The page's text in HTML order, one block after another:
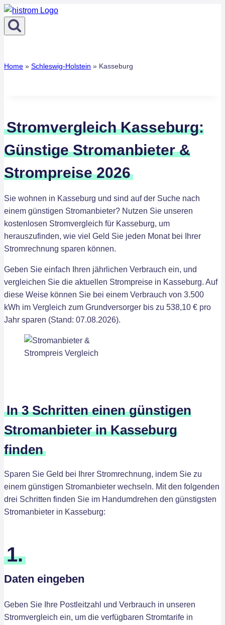
Zum
Inhalt
springen
Home » Schleswig-Holstein » Kasseburg
Stromvergleich Kasseburg:
Günstige Stromanbieter &
Strompreise 2026
Sie wohnen in Kasseburg und sind auf der Suche nach
einem günstigen Stromanbieter? Nutzen Sie unseren
kostenlosen Stromvergleich für Kasseburg, um
herauszufinden, wie viel Geld Sie jeden Monat bei Ihrer
Stromrechnung sparen können.
Geben Sie einfach Ihren jährlichen Verbrauch ein, und
vergleichen Sie die aktuellen Strompreise in Kasseburg. Auf
diese Weise können Sie bei einem Verbrauch von 3.500
kWh im Vergleich zum Grundversorger bis zu 538,10 € pro
Jahr sparen (Stand: 07.08.2026).
In 3 Schritten einen günstigen
Stromanbieter in Kasseburg
finden
Sparen Sie Geld bei Ihrer Stromrechnung, indem Sie zu
einem günstigen Stromanbieter wechseln. Mit den folgenden
drei Schritten finden Sie im Handumdrehen den günstigsten
Stromanbieter in Kasseburg:
1.
Daten eingeben
Geben Sie Ihre Postleitzahl und Verbrauch in unseren
Stromvergleich ein, um die verfügbaren Stromtarife in